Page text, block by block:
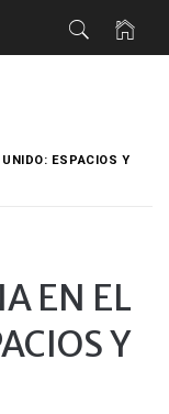
ESPACIOS Y
EN EL
Y